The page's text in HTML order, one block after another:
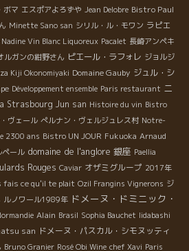
ボマ エスポアよろずや Jean Delobre Bistro Paul
Minette Sano san シリル・ル・モワン ラピエ
Vin Blanc Liquoreux Pacalet 長崎アンペキ
ルガンの紺野さん ピエール・ラフォレ ジョルジ
Kiji Okonomiyaki Domaine Gauby ジュル・シ
Développement ensemble Paris restaurant ニ
Strasbourg Jun san Histoire du vin Bistro
ヴェール ぺルナン・ヴェルジュレス村 Notre-
2300 ans Bistro UN JOUR Fukuoka Arnaud
ペール domaine de l'anglore 銀座 Paellia
Rouges Caviar オザミグループ 2017年
fais ce qu'il te plait Ozil Frangins Vignerons ジ
ルノワール1989年 ドメーヌ・ドミニック・
Alain Brasil Sophia Bauchet Iidabashi
san ドメーヌ・パスカル・シモヌッティ
Bruno Granier Rosé Obi Wine chef Xavi Paris